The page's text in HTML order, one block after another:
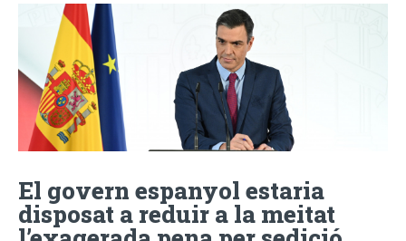
El govern espanyol estaria
disposat a reduir a la meitat